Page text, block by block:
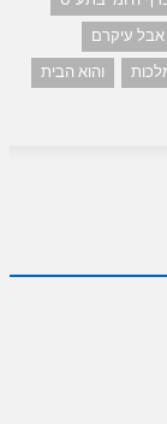
אבל עיקרם
והוא הבית